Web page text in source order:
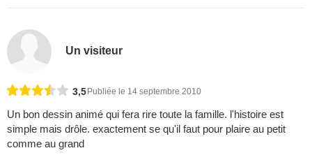
Un visiteur
3,5 Publiée le 14 septembre 2010
Un bon dessin animé qui fera rire toute la famille. l'histoire est
simple mais drôle. exactement se qu'il faut pour plaire au petit
comme au grand